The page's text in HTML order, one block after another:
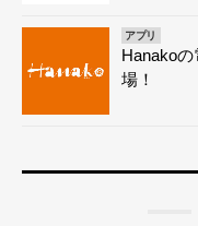
アプリ
Hanako
場！